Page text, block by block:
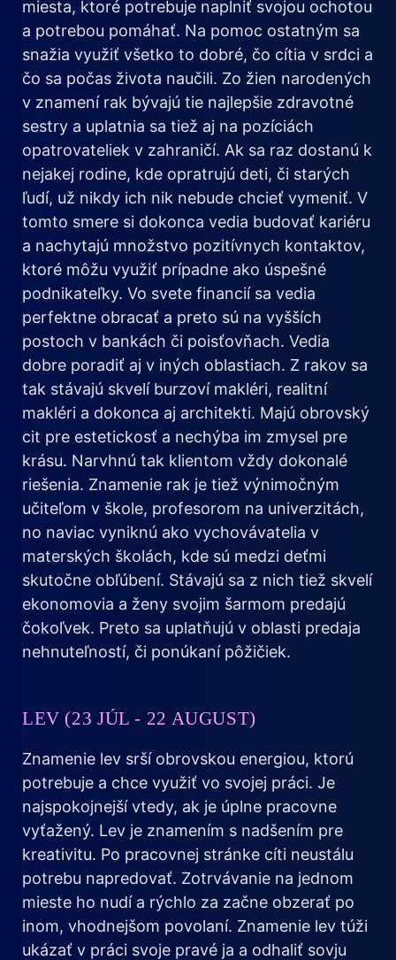
miesta, ktoré potrebuje naplniť svojou ochotou
a potrebou pomáhať. Na pomoc ostatným sa
snažia využiť všetko to dobré, čo cítia v srdci a
čo sa počas života naučili. Zo žien narodených
v znamení rak bývajú tie najlepšie zdravotné
sestry a uplatnia sa tiež aj na pozíciách
opatrovateliek v zahraničí. Ak sa raz dostanú k
nejakej rodine, kde opratrujú deti, či starých
ľudí, už nikdy ich nik nebude chcieť vymeniť. V
tomto smere si dokonca vedia budovať kariéru
a nachytajú množstvo pozitívnych kontaktov,
ktoré môžu využiť prípadne ako úspešné
podnikateľky. Vo svete financií sa vedia
perfektne obracať a preto sú na vyšších
postoch v bankách či poisťovňach. Vedia
dobre poradiť aj v iných oblastiach. Z rakov sa
tak stávajú skvelí burzoví makléri, realitní
makléri a dokonca aj architekti. Majú obrovský
cit pre estetickosť a nechýba im zmysel pre
krásu. Narvhnú tak klientom vždy dokonalé
riešenia. Znamenie rak je tiež výnimočným
učiteľom v škole, profesorom na univerzitách,
no naviac vyniknú ako vychovávatelia v
materských školách, kde sú medzi deťmi
skutočne obľúbení. Stávajú sa z nich tiež skvelí
ekonomovia a ženy svojim šarmom predajú
čokoľvek. Preto sa uplatňujú v oblasti predaja
nehnuteľností, či ponúkaní pôžičiek.
LEV (23 JÚL - 22 AUGUST)
Znamenie lev srší obrovskou energiou, ktorú
potrebuje a chce využiť vo svojej práci. Je
najspokojnejší vtedy, ak je úplne pracovne
vyťažený. Lev je znamením s nadšením pre
kreativitu. Po pracovnej stránke cíti neustálu
potrebu napredovať. Zotrvávanie na jednom
mieste ho nudí a rýchlo za začne obzerať po
inom, vhodnejšom povolaní. Znamenie lev túži
ukázať v práci svoje pravé ja a odhaliť sovju